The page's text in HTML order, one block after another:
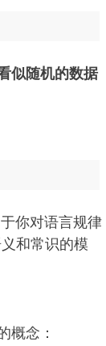
似随机的数据
你对语言规律
和常识的模
概念：